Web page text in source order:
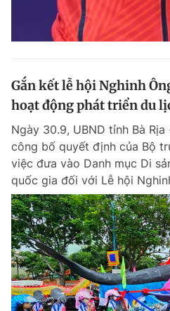
Gắn kết lễ hội Nghinh
hoạt động phát triển du
Ngày 30.9, UBND tỉnh Bà
công bố quyết định của Bộ
việc đưa vào Danh mục Di
quốc gia đối với Lễ hội